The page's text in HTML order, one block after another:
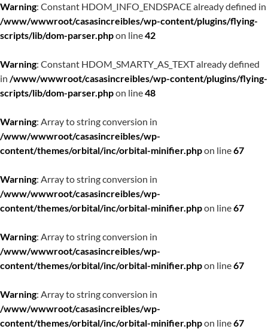
Warning: Constant HDOM_INFO_ENDSPACE already defined in
/www/wwwroot/casasincreibles/wp-content/plugins/flying-
scripts/lib/dom-parser.phpon line42
Warning: Constant HDOM_SMARTY_AS_TEXT already defined
in /www/wwwroot/casasincreibles/wp-content/plugins/flying-
scripts/lib/dom-parser.phpon line48
Warning: Array to string conversion in
/www/wwwroot/casasincreibles/wp-
content/themes/orbital/inc/orbital-minifier.phpon line67
Warning: Array to string conversion in
/www/wwwroot/casasincreibles/wp-
content/themes/orbital/inc/orbital-minifier.phpon line67
Warning: Array to string conversion in
/www/wwwroot/casasincreibles/wp-
content/themes/orbital/inc/orbital-minifier.phpon line67
Warning: Array to string conversion in
/www/wwwroot/casasincreibles/wp-
content/themes/orbital/inc/orbital-minifier.phpon line67